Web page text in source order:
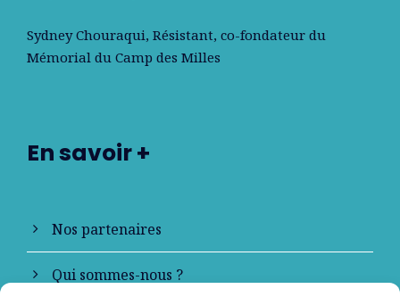
Sydney Chouraqui, Résistant, co-fondateur du
Mémorial du Camp des Milles
En savoir +
Nos partenaires
Qui sommes-nous ?